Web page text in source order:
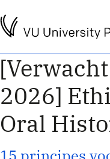
2026]
Oral